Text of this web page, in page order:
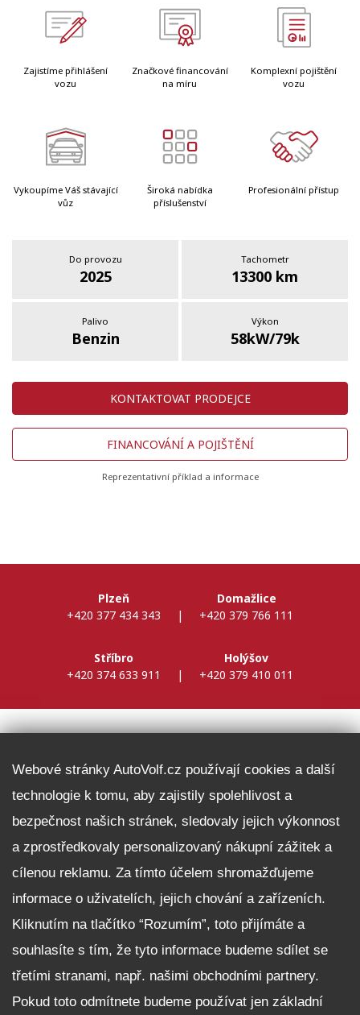
Zajistíme přihlášení
vozu
Značkové financování
na míru
Komplexní pojištění
vozu
Vykoupíme Váš stávající
vůz
Široká nabídka
příslušenství
Profesionální přístup
Do provozu
2025
Tachometr
13300 km
Palivo
Benzin
Výkon
58kW/79k
KONTAKTOVAT PRODEJCE
FINANCOVÁNÍ A POJIŠTĚNÍ
Reprezentativní příklad a informace
Plzeň
+420 377 434 343
|
Domažlice
+420 379 766 111
Stříbro
+420 374 633 911
|
Holýšov
+420 379 410 011
Fleet program Škoda
Nabídka zaměstnání
Facebook
Reklamační řád
Zásady zpracování osobních údajů pro zákazníky
Upozornění pro věřitele a společníky na jejich práva
Nastavení cookies
Webové stránky AutoVolf.cz používají cookies a další
technologie k tomu, aby zajistily spolehlivost a
bezpečnost našich stránek, sledovaly jejich výkonnost
a zprostředkovaly personalizovaný nákupní zážitek a
cílenou reklamu. Za tímto účelem shromažďujeme
informace o uživatelích, jejich chování a zařízeních.
Kliknutím na tlačítko “Rozumím”, toto přijímáte a
souhlasíte s tím, že tyto informace budeme sdílet se
třetími stranami, např. našimi obchodními partnery.
Pokud toto odmítnete budeme používat jen základní